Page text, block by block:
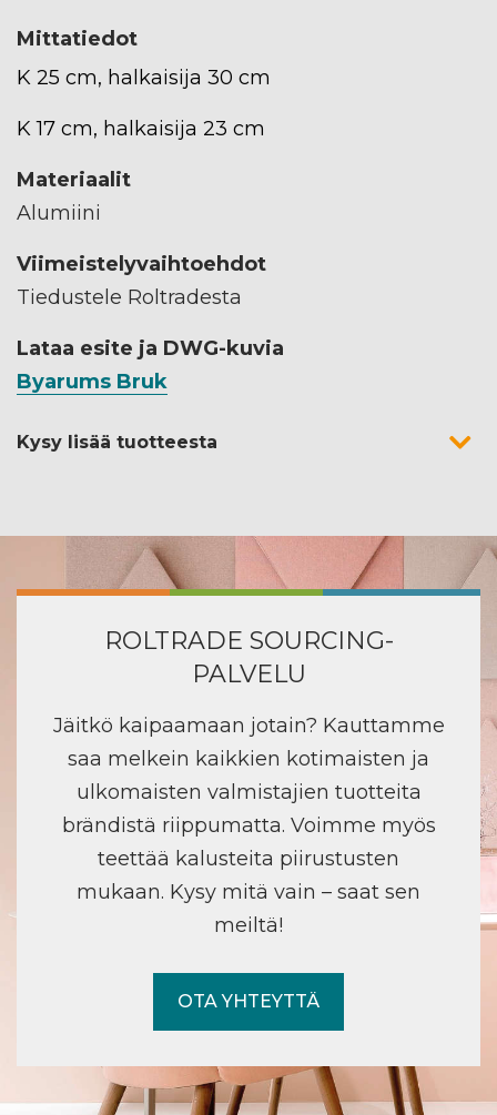
Mittatiedot
K 25 cm, halkaisija 30 cm
K 17 cm, halkaisija 23 cm
Materiaalit
Alumiini
Viimeistelyvaihtoehdot
Tiedustele Roltradesta
Lataa esite ja DWG-kuvia
Byarums Bruk
Kysy lisää tuotteesta
ROLTRADE SOURCING-
PALVELU
Jäitkö kaipaamaan jotain? Kauttamme
saa melkein kaikkien kotimaisten ja
ulkomaisten valmistajien tuotteita
brändistä riippumatta. Voimme myös
teettää kalusteita piirustusten
mukaan. Kysy mitä vain – saat sen
meiltä!
OTA YHTEYTTÄ